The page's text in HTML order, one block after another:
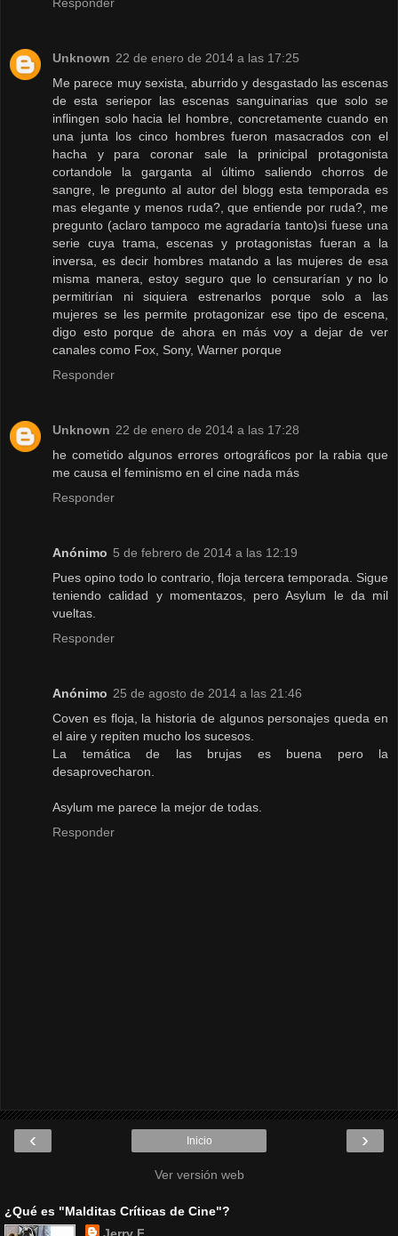
Unknown 22 de enero de 2014 a las 17:25
Me parece muy sexista, aburrido y desgastado las escenas
de esta seriepor las escenas sanguinarias que solo se
inflingen solo hacia lel hombre, concretamente cuando en
una junta los cinco hombres fueron masacrados con el
hacha y para coronar sale la prinicipal protagonista
cortandole la garganta al último saliendo chorros de
sangre, le pregunto al autor del blogg esta temporada es
mas elegante y menos ruda?, que entiende por ruda?, me
pregunto (aclaro tampoco me agradaría tanto)si fuese una
serie cuya trama, escenas y protagonistas fueran a la
inversa, es decir hombres matando a las mujeres de esa
misma manera, estoy seguro que lo censurarían y no lo
permitirían ni siquiera estrenarlos porque solo a las
mujeres se les permite protagonizar ese tipo de escena,
digo esto porque de ahora en más voy a dejar de ver
canales como Fox, Sony, Warner porque
Responder
Unknown 22 de enero de 2014 a las 17:28
he cometido algunos errores ortográficos por la rabia que
me causa el feminismo en el cine nada más
Responder
Anónimo 5 de febrero de 2014 a las 12:19
Pues opino todo lo contrario, floja tercera temporada. Sigue
teniendo calidad y momentazos, pero Asylum le da mil
vueltas.
Responder
Anónimo 25 de agosto de 2014 a las 21:46
Coven es floja, la historia de algunos personajes queda en
el aire y repiten mucho los sucesos.
La temática de las brujas es buena pero la
desaprovecharon.
Asylum me parece la mejor de todas.
Responder
‹ ›
Inicio
Ver versión web
¿Qué es "Malditas Críticas de Cine"?